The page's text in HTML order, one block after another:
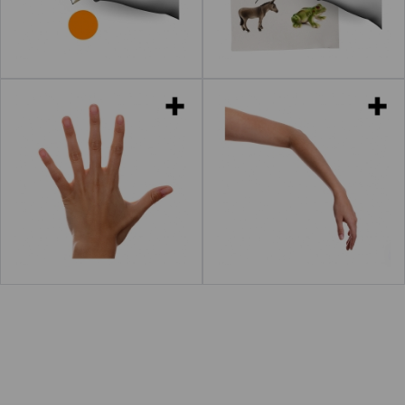
acerca de "Relacionarse"
Leer más Leer más
acerca de "Bocas"
Leer más acerca de
Brazos